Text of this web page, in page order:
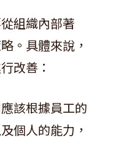
組織內部著
。具體來說，
改善：
該根據員工的
個人的能力，